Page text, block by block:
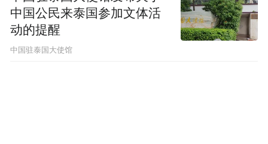
中国公民来泰国参加文体活
动的提醒
中国驻泰国大使馆